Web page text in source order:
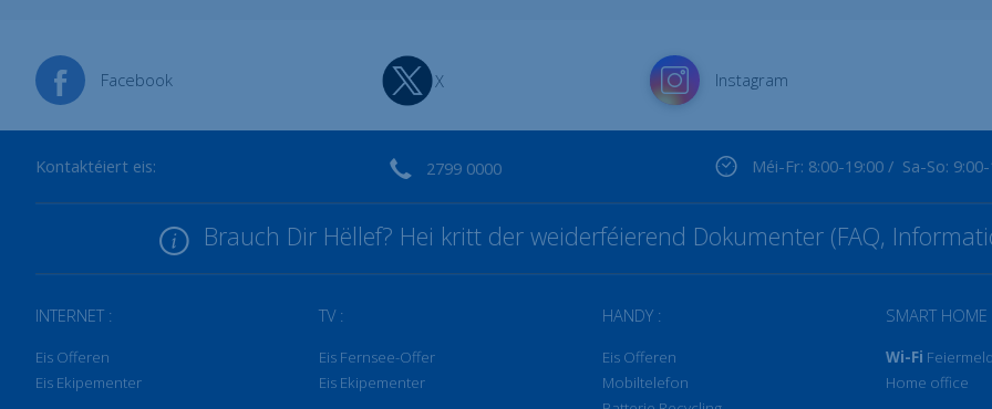
Facebook X Instagram
Kontaktéiert eis: 2799 0000 Méi-Fr: 8:00-19:00 / Sa-So:
Brauch Dir Hëllef? Hei kritt der weiderféierend Dokumenter (FAQ,
INTERNET :
Eis Offeren
Eis Ekipementer
TV :
Eis Fernsee-Offer
Eis Ekipementer
HANDY :
Eis Offeren
Mobiltelefon
SMART HOME
Wi-Fi
Home office